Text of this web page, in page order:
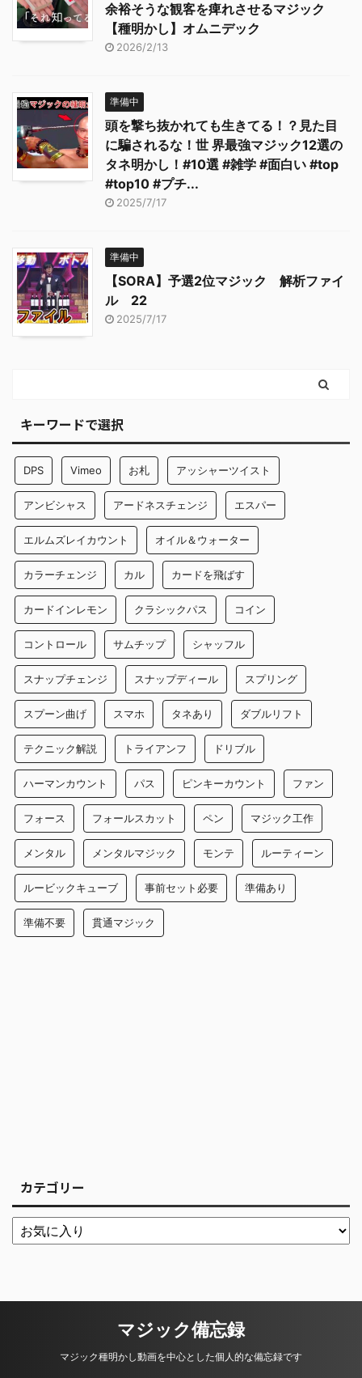
余裕そうな観客を痺れさせるマジック
【種明かし】オムニデック
2026/2/13
準備中
頭を撃ち抜かれても生きてる！？見た目
に騙されるな！世 界最強マジック12選の
タネ明かし！#10選 #雑学 #面白い #top
#top10 #プチ...
2025/7/17
準備中
【SORA】予選2位マジック 解析ファイ
ル 22
2025/7/17
キーワードで選択
DPS Vimeo お札 アッシャーツイスト
アンビシャス アードネスチェンジ エスパー
エルムズレイカウント オイル＆ウォーター
カラーチェンジ カル カードを飛ばす
カードインレモン クラシックパス コイン
コントロール サムチップ シャッフル
スナップチェンジ スナップディール スプリング
スプーン曲げ スマホ タネあり ダブルリフト
テクニック解説 トライアンフ ドリブル
ハーマンカウント パス ピンキーカウント ファン
フォース フォールスカット ペン マジック工作
メンタル メンタルマジック モンテ ルーティーン
ルービックキューブ 事前セット必要 準備あり
準備不要 貫通マジック
カテゴリー
マジック備忘録
マジック種明かし動画を中心とした個人的な備忘録です